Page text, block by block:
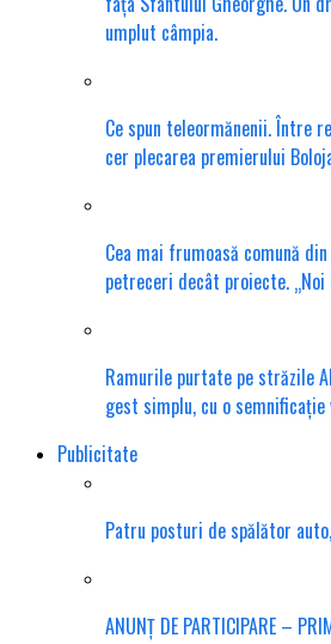
umplut câmpia.
Ce spun teleormănenii. Între
cer plecarea premierului
Cea mai frumoasă comună
petreceri decât proiecte.
Ramurile purtate pe străzile
gest simplu, cu o
Publicitate
Patru posturi de spălător
ANUNȚ DE PARTICIPARE –